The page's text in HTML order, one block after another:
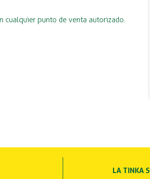
cualquier punto de venta autorizado.
LA TINKA